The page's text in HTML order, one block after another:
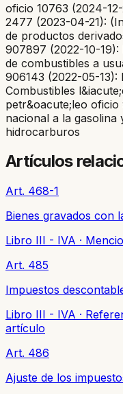
oficio 10763 (2024-
2477 (2023-04-21):
de productos
907897 (2022-10-
de combustibles a
906143 (2022-05-
Combustibles
petr&oacute;leo oficio
nacional a la gasolina
hidrocarburos
Artículos
Art. 468-1
Bienes gravados con
Libro III - IVA ·
Art. 485
Impuestos
Libro III - IVA ·
artículo
Art. 486
Ajuste de los